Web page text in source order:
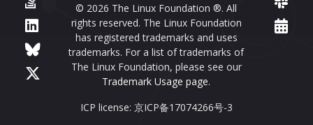
© 2026 The Linux Foundation ®. All
rights reserved. The Linux Foundation
has registered trademarks and uses
trademarks. For a list of trademarks of
The Linux Foundation, please see our
Trademark Usage page.
ICP license: 京ICP备17074266号-3